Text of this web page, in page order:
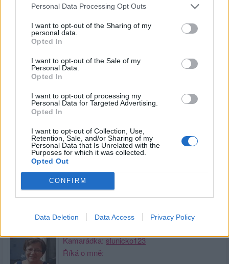
Personal Data Processing Opt Outs
I want to opt-out of the Sharing of my
personal data.
Opted In
I want to opt-out of the Sale of my
Personal Data.
Opted In
I want to opt-out of processing my
Personal Data for Targeted Advertising.
Opted In
I want to opt-out of Collection, Use,
Retention, Sale, and/or Sharing of my
Personal Data that Is Unrelated with the
Purposes for which it was collected.
Opted Out
CONFIRM
Data Deletion Data Access Privacy Policy
Říká o mně:
Kamarádka:jarmila54
Říká o mně: Milánku,jsi příjemný a já
vážím a obrázkové pozdravy,vždy
potěší.♥♥♥
Kamarádka:
Říká o mně: Milánku milý, buď se
mnou ještě chvíli
Kamarádka:slunicko123
Říká o mně: